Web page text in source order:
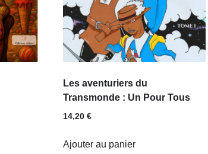
Les aventuriers du
Transmonde : Un Pour Tous
14,20 €
Ajouter au panier